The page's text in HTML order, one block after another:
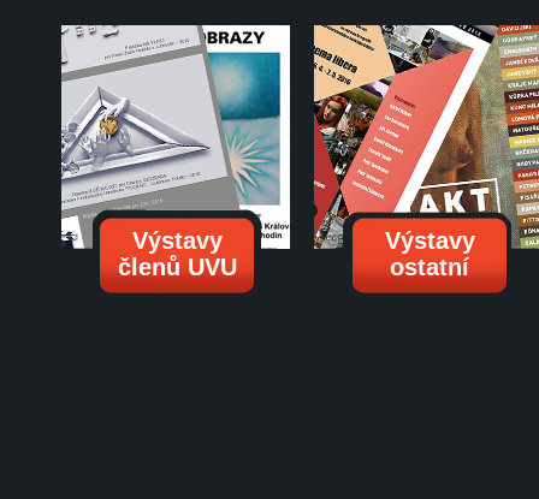
Výstavy
členů UVU
Výstavy
ostatní